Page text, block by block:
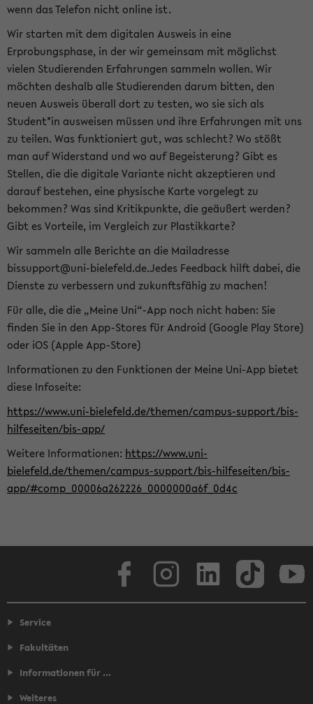
wenn das Telefon nicht online ist.
Wir starten mit dem digitalen Ausweis in eine
Erprobungsphase, in der wir gemeinsam mit möglichst
vielen Studierenden Erfahrungen sammeln wollen. Wir
möchten deshalb alle Studierenden darum bitten, den
neuen Ausweis überall dort zu testen, wo sie sich als
Student*in ausweisen müssen und ihre Erfahrungen mit uns
zu teilen. Was funktioniert gut, was schlecht? Wo stößt
man auf Widerstand und wo auf Begeisterung? Gibt es
Stellen, die die digitale Variante nicht akzeptieren und
darauf bestehen, eine physische Karte vorgelegt zu
bekommen? Was sind Kritikpunkte, die geäußert werden?
Gibt es Vorteile, im Vergleich zur Plastikkarte?
Wir sammeln alle Berichte an die Mailadresse
bissupport@uni-bielefeld.de.Jedes Feedback hilft dabei, die
Dienste zu verbessern und zukunftsfähig zu machen!
Für alle, die die „Meine Uni“-App noch nicht haben: Sie
finden Sie in den App-Stores für Android (Google Play Store)
oder iOS (Apple App-Store)
Informationen zu den Funktionen der Meine Uni-App bietet
diese Infoseite:
https://www.uni-bielefeld.de/themen/campus-support/bis-
hilfeseiten/bis-app/
Weitere Informationen: https://www.uni-
bielefeld.de/themen/campus-support/bis-hilfeseiten/bis-
app/#comp_00006a262226_0000000a6f_0d4c
Service
Fakultäten
Informationen für ...
Weiteres